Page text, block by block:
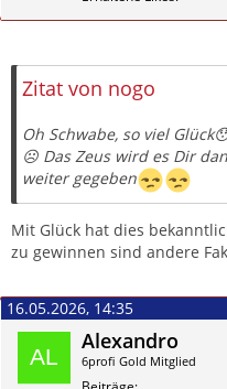
Zitat von nogo
Oh Schwabe, so viel
☹️ Das Zeus wird es Dir
weiter gegeben
Mit Glück hat dies
zu gewinnen sind andere
16.05.2026, 14:35
Alexandro
6profi Gold Mitglied